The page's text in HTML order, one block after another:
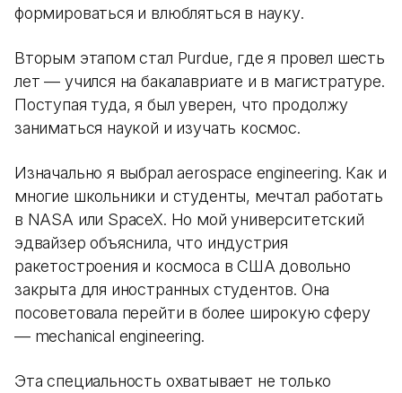
формироваться и влюбляться в науку.
Вторым этапом стал Purdue, где я провел шесть
лет — учился на бакалавриате и в магистратуре.
Поступая туда, я был уверен, что продолжу
заниматься наукой и изучать космос.
Изначально я выбрал aerospace engineering. Как и
многие школьники и студенты, мечтал работать
в NASA или SpaceX. Но мой университетский
эдвайзер объяснила, что индустрия
ракетостроения и космоса в США довольно
закрыта для иностранных студентов. Она
посоветовала перейти в более широкую сферу
— mechanical engineering.
Эта специальность охватывает не только